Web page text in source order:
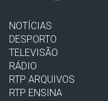
NOTÍCIAS
DESPORTO
TELEVISÃO
RÁDIO
RTP ARQUIVOS
RTP ENSINA